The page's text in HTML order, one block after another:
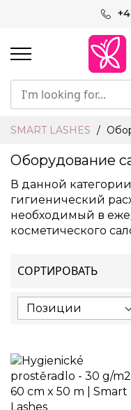
SMART LASHES
Оборудование
В данной
гигиенический
необходимый в
косметического
СОРТИРОВАТЬ